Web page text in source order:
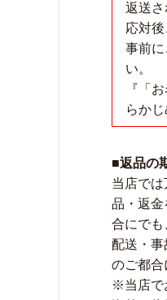
返送
応対後
事前
い。
『「
らか
■返品の
当店で
品・返金
合にでも
配送・事
のご都合
※当店で